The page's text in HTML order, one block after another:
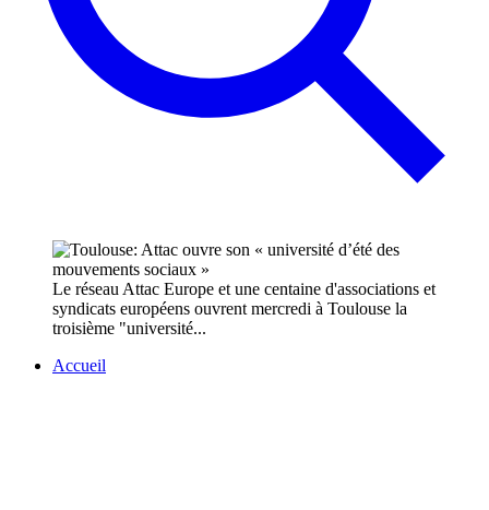
Le réseau Attac Europe et une centaine d'associations et
syndicats européens ouvrent mercredi à Toulouse la
troisième "université...
Accueil